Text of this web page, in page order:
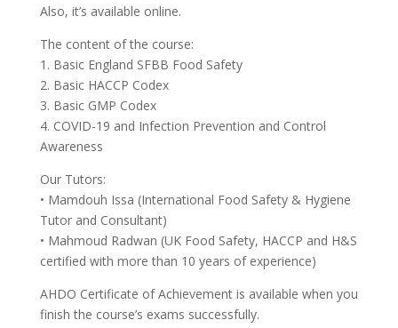
Also, it’s available online.
The content of the course:
1. Basic England SFBB Food Safety
2. Basic HACCP Codex
3. Basic GMP Codex
4. COVID-19 and Infection Prevention and Control
Awareness
Our Tutors:
• Mamdouh Issa (International Food Safety & Hygiene
Tutor and Consultant)
• Mahmoud Radwan (UK Food Safety, HACCP and H&S
certified with more than 10 years of experience)
AHDO Certificate of Achievement is available when you
finish the course’s exams successfully.